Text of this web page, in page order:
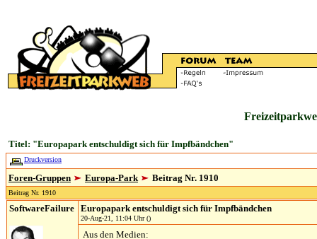
Titel: "Europapark entschuldigt sich für Impfbändchen"
Druckversion
Foren-Gruppen Europa-Park Beitrag Nr. 1910
Beitrag Nr. 1910
SoftwareFailure Europapark entschuldigt sich für Impfbändchen
20-Aug-21, 11:04 Uhr ()
Aus den Medien: